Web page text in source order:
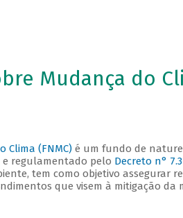
Mudança do
Clima (FNMC)é um fundo de
e regulamentado pelo Decreto n°
tem como objetivo assegurar
que visem à mitigação da